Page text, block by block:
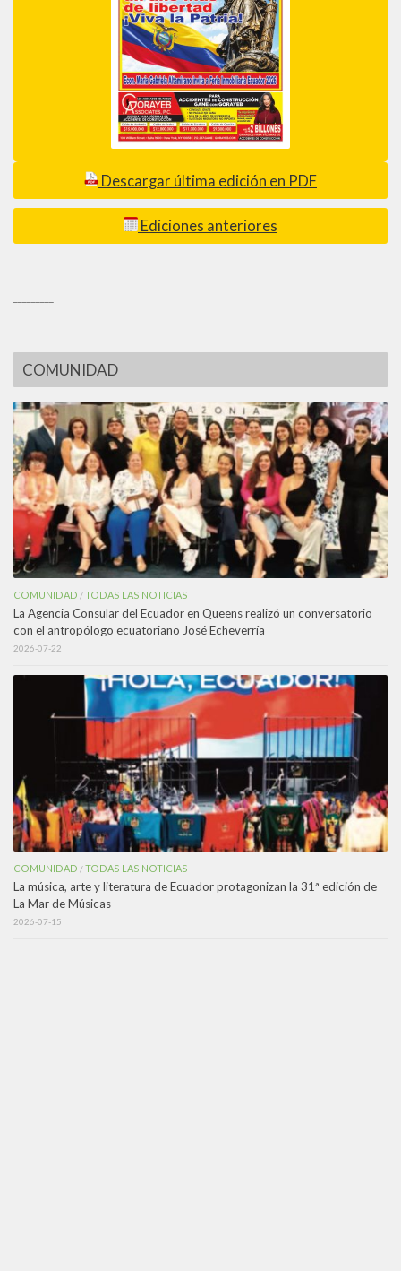
Descargar última edición en PDF
Ediciones anteriores
COMUNIDAD
COMUNIDAD /TODAS LAS NOTICIAS
La Agencia Consular del Ecuador en Queens realizó un conversatorio
con el antropólogo ecuatoriano José Echeverría
2026-07-22
COMUNIDAD /TODAS LAS NOTICIAS
La música, arte y literatura de Ecuador protagonizan la 31ª edición de
La Mar de Músicas
2026-07-15